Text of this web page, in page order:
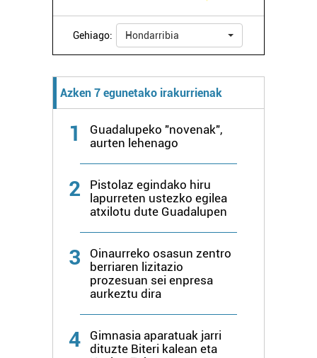
Gehiago: Hondarribia
Azken 7 egunetako irakurrienak
1
Guadalupeko "novenak",
aurten lehenago
2
Pistolaz egindako hiru
lapurreten ustezko egilea
atxilotu dute Guadalupen
3
Oinaurreko osasun zentro
berriaren lizitazio
prozesuan sei enpresa
aurkeztu dira
4
Gimnasia aparatuak jarri
dituzte Biteri kalean eta